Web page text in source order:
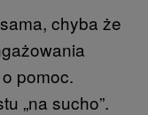
chyba że
pomoc.
„na sucho”.